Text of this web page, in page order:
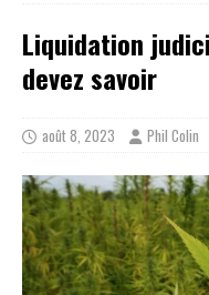
Liquidation
devez savoir
août 8, 2023 Phil Colin